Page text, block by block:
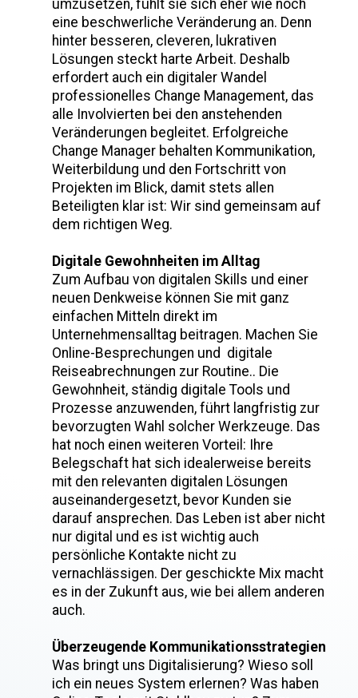
umzusetzen, fühlt sie sich eher wie noch
eine beschwerliche Veränderung an. Denn
hinter besseren, cleveren, lukrativen
Lösungen steckt harte Arbeit. Deshalb
erfordert auch ein digitaler Wandel
professionelles Change Management, das
alle Involvierten bei den anstehenden
Veränderungen begleitet. Erfolgreiche
Change Manager behalten Kommunikation,
Weiterbildung und den Fortschritt von
Projekten im Blick, damit stets allen
Beteiligten klar ist: Wir sind gemeinsam auf
dem richtigen Weg.
Digitale Gewohnheiten im Alltag
Zum Aufbau von digitalen Skills und einer
neuen Denkweise können Sie mit ganz
einfachen Mitteln direkt im
Unternehmensalltag beitragen. Machen Sie
Online-Besprechungen und digitale
Reiseabrechnungen zur Routine.. Die
Gewohnheit, ständig digitale Tools und
Prozesse anzuwenden, führt langfristig zur
bevorzugten Wahl solcher Werkzeuge. Das
hat noch einen weiteren Vorteil: Ihre
Belegschaft hat sich idealerweise bereits
mit den relevanten digitalen Lösungen
auseinandergesetzt, bevor Kunden sie
darauf ansprechen. Das Leben ist aber nicht
nur digital und es ist wichtig auch
persönliche Kontakte nicht zu
vernachlässigen. Der geschickte Mix macht
es in der Zukunft aus, wie bei allem anderen
auch.
Überzeugende Kommunikationsstrategien
Was bringt uns Digitalisierung? Wieso soll
ich ein neues System erlernen? Was haben